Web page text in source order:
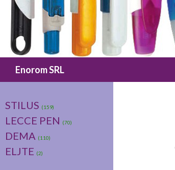
Enorom SRL
STILUS (159)
LECCE PEN (70)
DEMA (110)
ELJTE (2)